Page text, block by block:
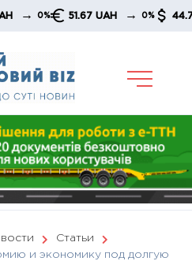
51.67 UAH → 0% 44.76 UAH →
Статьи
и экономику под долгую